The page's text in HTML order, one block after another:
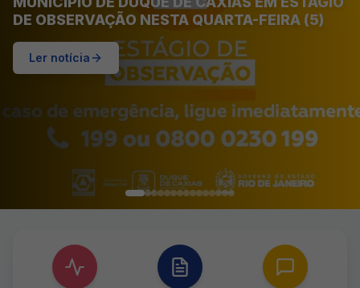
DE OBSERVAÇÃO NESTA QUARTA-FEIRA (5)
Ler notícia